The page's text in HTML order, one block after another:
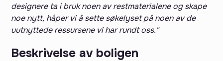
designere ta i bruk noen av restmaterialene og skape
noe nytt, håper vi å sette søkelyset på noen av de
uutnyttede ressursene vi har rundt oss."
Beskrivelse av boligen